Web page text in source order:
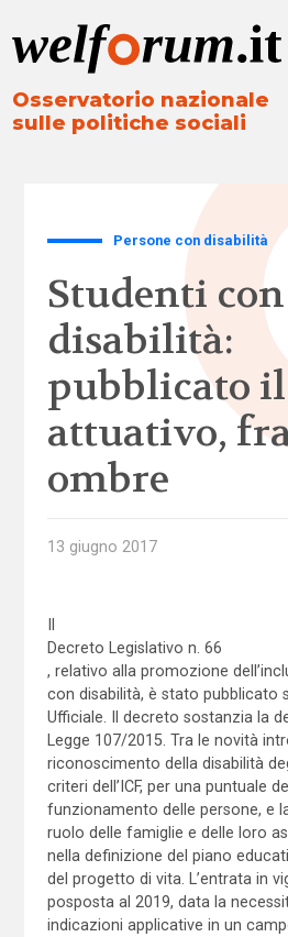
Osservatorio nazionale
sulle politiche sociali
Persone con disabilità
Studenti con
disabilità:
pubblicato
attuativo,
ombre
13 giugno 2017
Decreto Legislativo n. 66
, relativo alla promozione
con disabilità, è stato pubblicato
Ufficiale. Il decreto sostanzia la
Legge 107/2015. Tra le novità
riconoscimento della disabilità
criteri dell’ICF, per una puntuale
funzionamento delle persone, e
ruolo delle famiglie e delle loro
nella definizione del piano
del progetto di vita. L’entrata in
posposta al 2019, data la
indicazioni applicative in un